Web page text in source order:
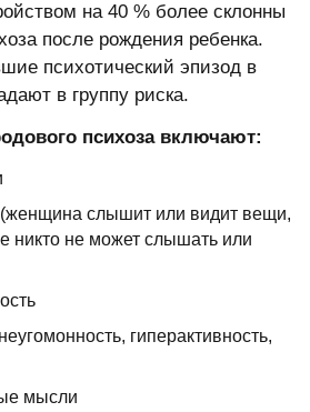
на 40 % более склонны
после рождения ребенка.
психотический эпизод в
в группу риска.
психоза включают:
слышит или видит вещи,
никто не может слышать или
гиперактивность,
мысли